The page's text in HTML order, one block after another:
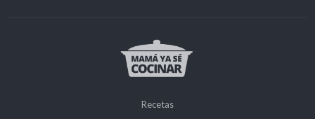
Recetas